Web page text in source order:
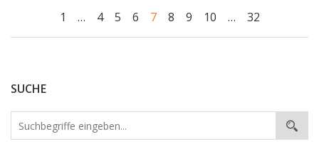
SUCHE
1 … 4 5 6 7 8 9 10 … 32